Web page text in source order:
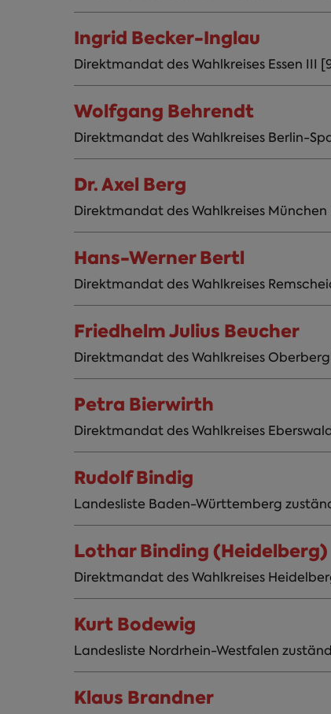
Ingrid Becker-Inglau
Direktmandat des Wahlkreises Essen III
Wolfgang Behrendt
Direktmandat des Wahlkreises Berlin-
Dr. Axel Berg
Direktmandat des Wahlkreises
Hans-Werner Bertl
Direktmandat des Wahlkreises
Friedhelm Julius Beucher
Direktmandat des Wahlkreises
Petra Bierwirth
Direktmandat des Wahlkreises
Rudolf Bindig
Landesliste Baden-Württemberg
Lothar Binding (Heidelberg)
Direktmandat des Wahlkreises
Kurt Bodewig
Landesliste Nordrhein-Westfalen
Klaus Brandner